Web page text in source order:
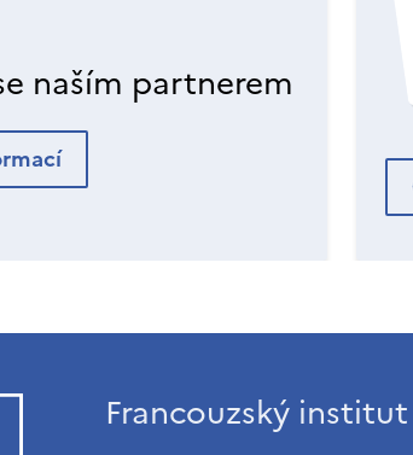
naším partnerem
Francouzský institut